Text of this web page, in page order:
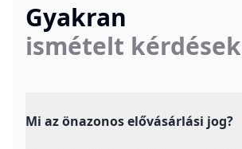
Gyakran
ismételt kérdések
Mi az önazonos elővásárlási jog?